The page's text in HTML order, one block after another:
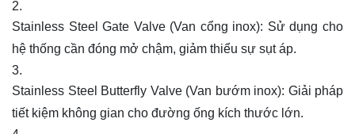
Stainless Steel Gate Valve (Van cổng inox): Sử dụng cho
hệ thống cần đóng mở chậm, giảm thiểu sự sụt áp.
Stainless Steel Butterfly Valve (Van bướm inox): Giải pháp
tiết kiệm không gian cho đường ống kích thước lớn.